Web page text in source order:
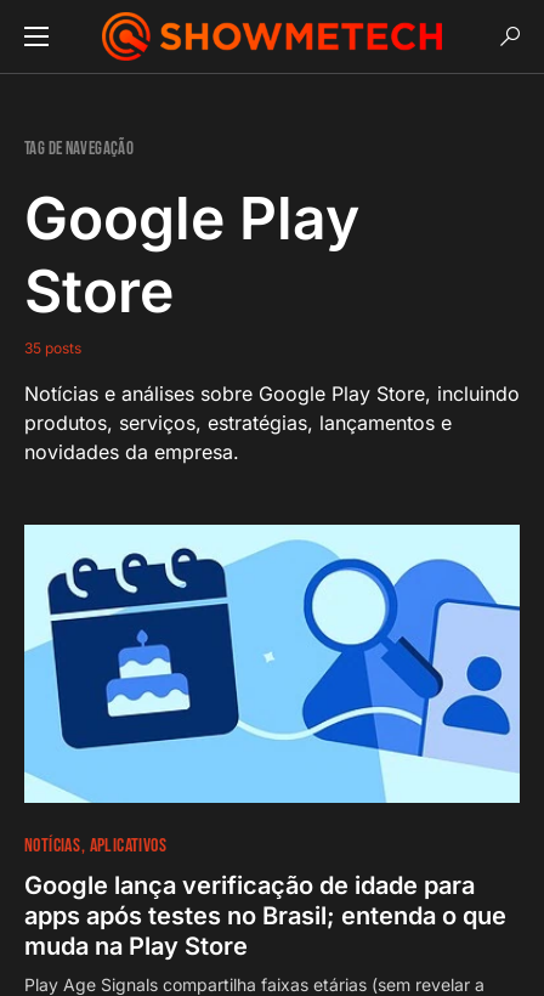
Tag de navegação
Google Play
Store
35 posts
Notícias e análises sobre Google Play Store, incluindo
produtos, serviços, estratégias, lançamentos e
novidades da empresa.
NOTÍCIAS APLICATIVOS
Google lança verificação de idade para
apps após testes no Brasil; entenda o que
muda na Play Store
Play Age Signals compartilha faixas etárias (sem revelar a